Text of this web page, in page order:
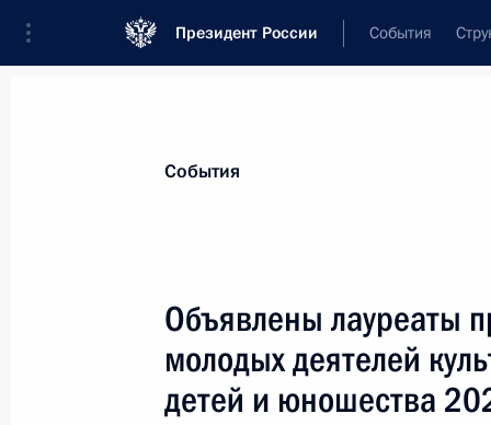
Президент России События
Участникам, организаторам и
События
Объявлены лауреаты
молодых деятелей
детей и юношества